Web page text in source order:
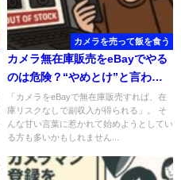
カメラを売って飯を食う
カメラ無在庫販売をeBayでやる
のは危険？“やめとけ”と言われ
る理由とその実態
「カメラをeBayで無在庫販売すれば、在
庫リスクなしで副収入が得られる」。 そ
んな甘い言葉に惹かれて始めようとしてい
る方も多いかもしれません...